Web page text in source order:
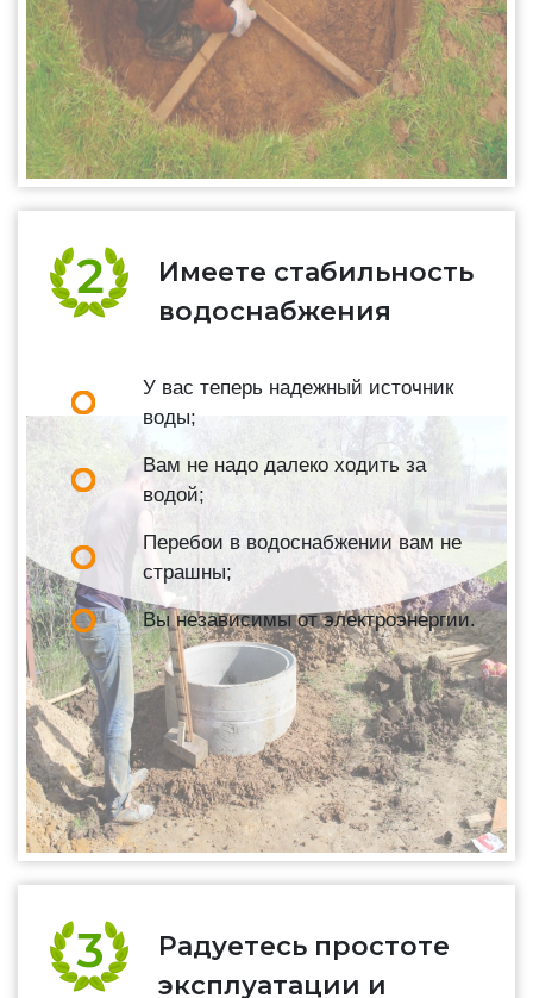
Имеете стабильность
водоснабжения
У вас теперь надежный источник
воды;
Вам не надо далеко ходить за
водой;
Перебои в водоснабжении вам не
страшны;
Вы независимы от электроэнергии.
Радуетесь простоте
эксплуатации и